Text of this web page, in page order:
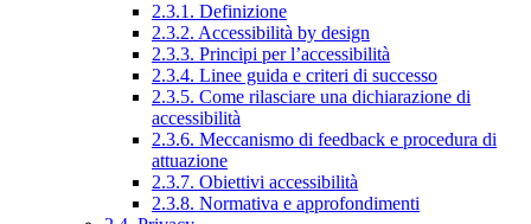
2.3.1. Definizione
2.3.2. Accessibilità by design
2.3.3. Principi per l’accessibilità
2.3.4. Linee guida e criteri di successo
2.3.5. Come rilasciare una dichiarazione di
accessibilità
2.3.6. Meccanismo di feedback e procedura di
attuazione
2.3.7. Obiettivi accessibilità
2.3.8. Normativa e approfondimenti